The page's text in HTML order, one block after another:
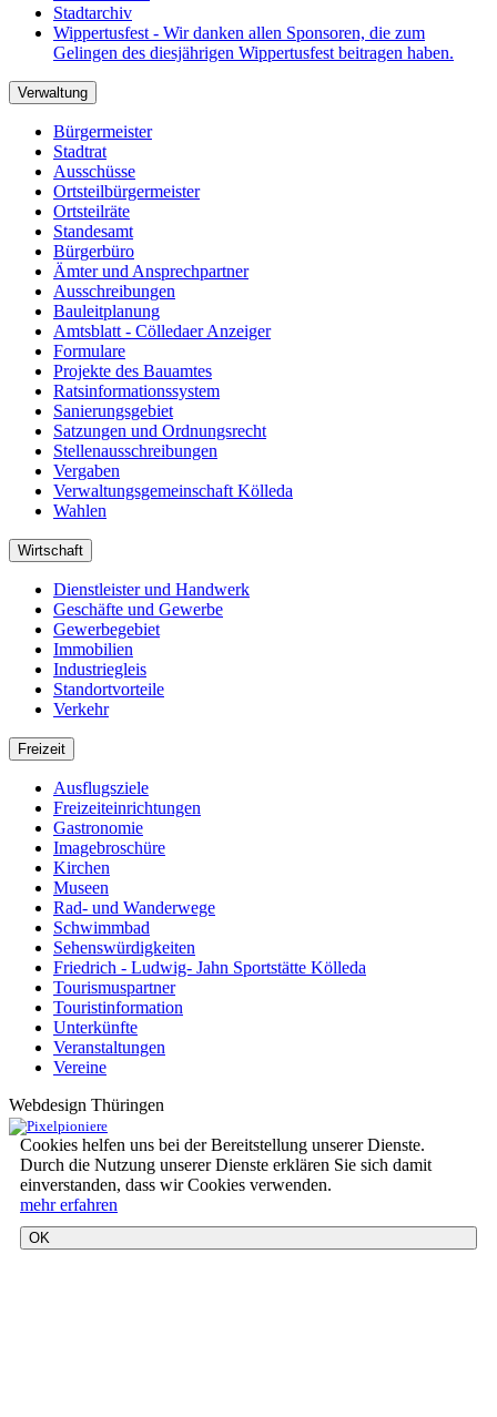
Stadtarchiv
Wippertusfest - Wir danken allen Sponsoren, die zum
Gelingen des diesjährigen Wippertusfest beitragen haben.
Verwaltung
Bürgermeister
Stadtrat
Ausschüsse
Ortsteilbürgermeister
Ortsteilräte
Standesamt
Bürgerbüro
Ämter und Ansprechpartner
Ausschreibungen
Bauleitplanung
Amtsblatt - Cölledaer Anzeiger
Formulare
Projekte des Bauamtes
Ratsinformationssystem
Sanierungsgebiet
Satzungen und Ordnungsrecht
Stellenausschreibungen
Vergaben
Verwaltungsgemeinschaft Kölleda
Wahlen
Wirtschaft
Dienstleister und Handwerk
Geschäfte und Gewerbe
Gewerbegebiet
Immobilien
Industriegleis
Standortvorteile
Verkehr
Freizeit
Ausflugsziele
Freizeiteinrichtungen
Gastronomie
Imagebroschüre
Kirchen
Museen
Rad- und Wanderwege
Schwimmbad
Sehenswürdigkeiten
Friedrich - Ludwig- Jahn Sportstätte Kölleda
Tourismuspartner
Touristinformation
Unterkünfte
Veranstaltungen
Vereine
Webdesign Thüringen
Cookies helfen uns bei der Bereitstellung unserer Dienste.
Durch die Nutzung unserer Dienste erklären Sie sich damit
einverstanden, dass wir Cookies verwenden.
mehr erfahren
OK